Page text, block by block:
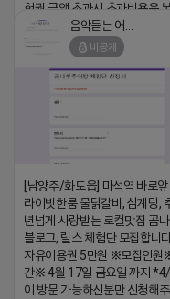
험권 금액 초과시 초과비용은
2026-04-18 17:13
비공개
[남양주/화도읍] 마석역 바로앞
라이빗한룸 물닭갈비, 삼계탕,
년넘게 사랑받는 로컬맛집 곰나
블로그, 릴스 체험단 모집합
자유이용권 5만원 ※모집인
간※ 4월 17일 금요일 까지
이 방문 가능하신분만 신청해